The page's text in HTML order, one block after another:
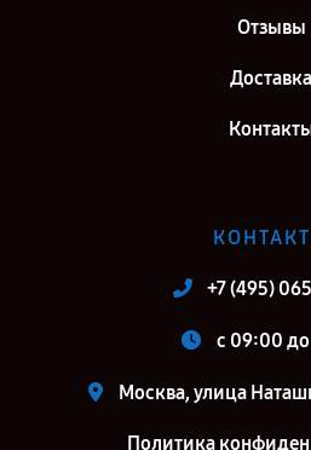
Отзывы
Доставка
+7 (495)
c 09:00
Москва, улица
Политика